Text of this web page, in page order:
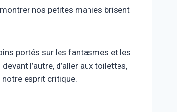
nos petites manies brisent
portés sur les fantasmes et les
l’autre, d’aller aux toilettes,
notre esprit critique.